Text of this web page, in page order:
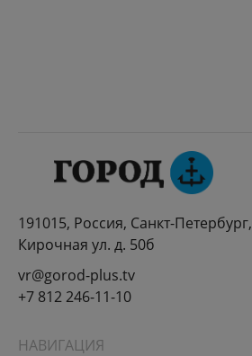
191015, Россия, Санкт-Петербург,
Кирочная ул. д. 50б
vr@gorod-plus.tv
+7 812 246-11-10
НАВИГАЦИЯ